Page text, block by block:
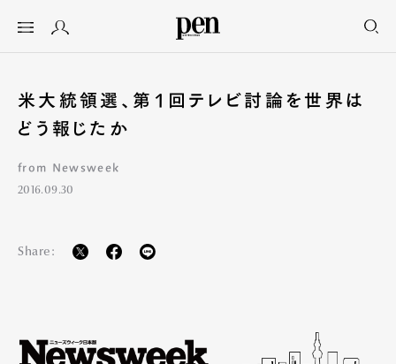
米大統領選、第1回テレビ討論を世界は
どう報じたか
from Newsweek
2016.09.30
Share: